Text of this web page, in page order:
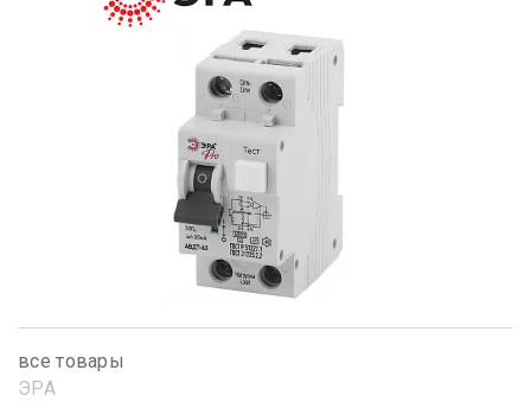
все товары
ЭРА